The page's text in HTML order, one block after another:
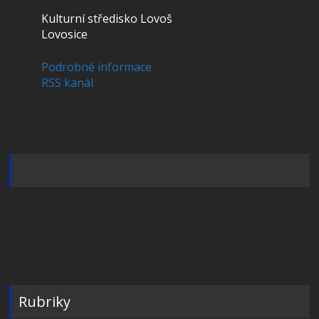
Kulturní středisko Lovoš
Lovosice
Podrobné informace
RSS kanál
Rubriky